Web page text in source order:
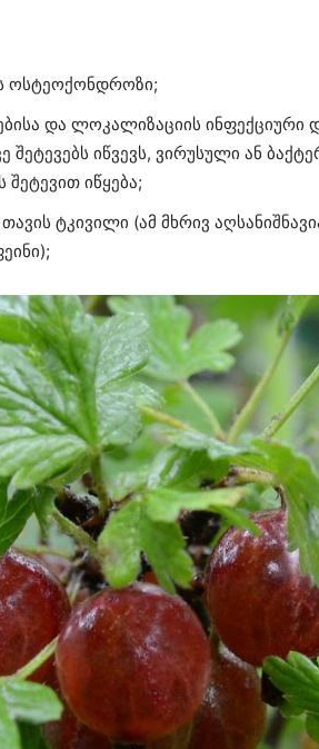
ოსტეოქონდროზი;
და ლოკალიზაციის
შეტევებს იწვევს, ვირუსული ან
იწყება;
ტკივილი (ამ მხრივ